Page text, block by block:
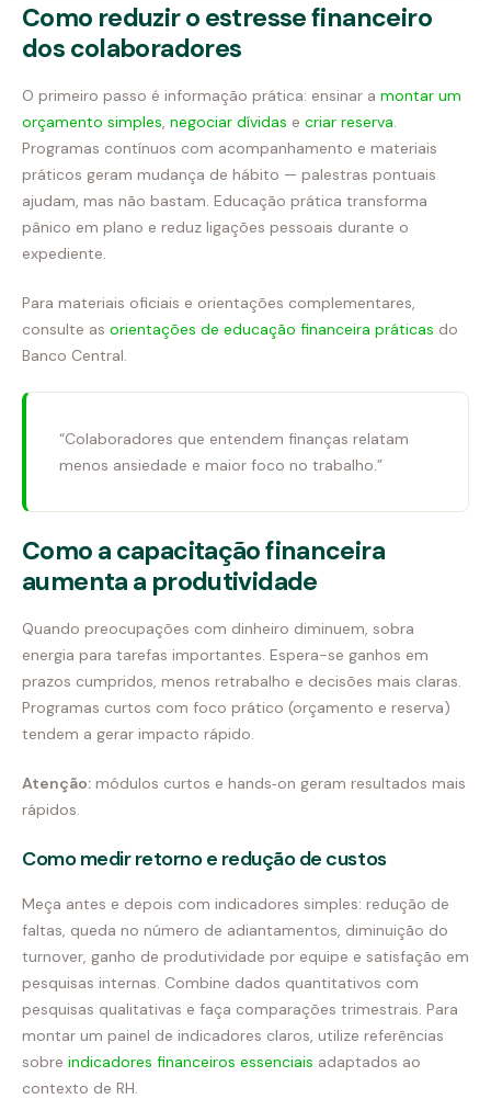
Como reduzir o estresse financeiro
dos colaboradores
O primeiro passo é informação prática: ensinar a montar um
orçamento simples, negociar dívidas e criar reserva.
Programas contínuos com acompanhamento e materiais
práticos geram mudança de hábito — palestras pontuais
ajudam, mas não bastam. Educação prática transforma
pânico em plano e reduz ligações pessoais durante o
expediente.
Para materiais oficiais e orientações complementares,
consulte as orientações de educação financeira práticas do
Banco Central.
“Colaboradores que entendem finanças relatam
menos ansiedade e maior foco no trabalho.”
Como a capacitação financeira
aumenta a produtividade
Quando preocupações com dinheiro diminuem, sobra
energia para tarefas importantes. Espera-se ganhos em
prazos cumpridos, menos retrabalho e decisões mais claras.
Programas curtos com foco prático (orçamento e reserva)
tendem a gerar impacto rápido.
Atenção: módulos curtos e hands‑on geram resultados mais
rápidos.
Como medir retorno e redução de custos
Meça antes e depois com indicadores simples: redução de
faltas, queda no número de adiantamentos, diminuição do
turnover, ganho de produtividade por equipe e satisfação em
pesquisas internas. Combine dados quantitativos com
pesquisas qualitativas e faça comparações trimestrais. Para
montar um painel de indicadores claros, utilize referências
sobre indicadores financeiros essenciais adaptados ao
contexto de RH.